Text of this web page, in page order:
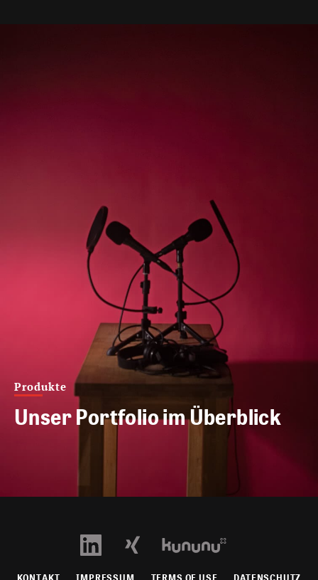
Produkte
Unser Portfolio im Überblick